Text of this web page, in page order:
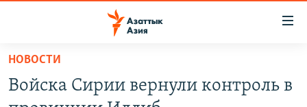
Вернуться
основному
НОВОСТИ
Войска Сирии вернули контроль в